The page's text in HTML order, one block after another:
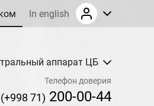
In english
аппарат ЦБ
Телефон доверия
(+998 71) 200-00-44